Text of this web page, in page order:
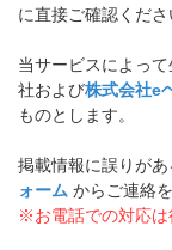
に直接ご確認くださ
当サービスによっ
社および株式会社e
ものとします。
掲載情報に誤りが
ォーム からご連絡
※お電話での対応は